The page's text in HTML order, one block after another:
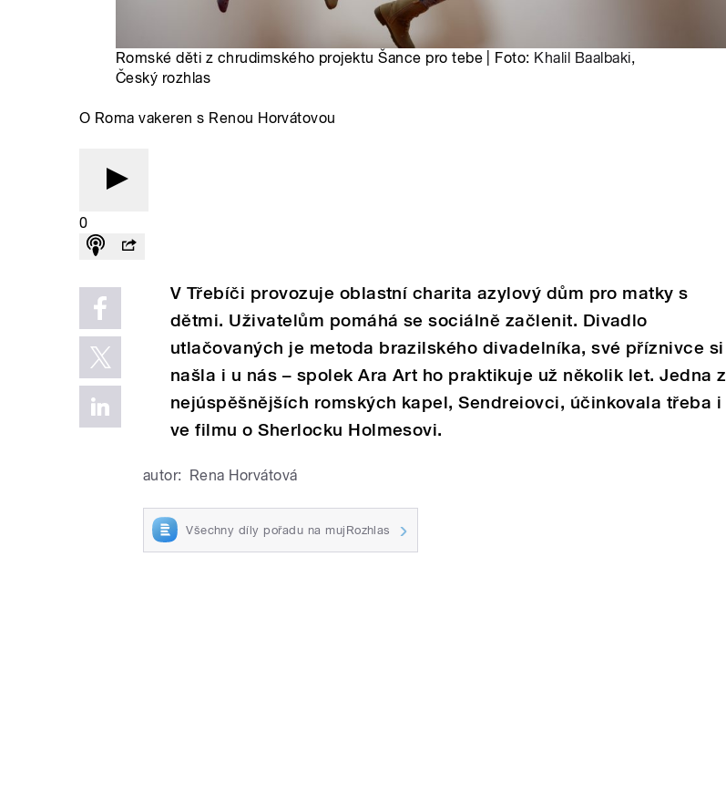
Romské děti z chrudimského projektu Šance pro tebe | Foto: Khalil Baalbaki,
Český rozhlas
O Roma vakeren s Renou Horvátovou
0
V Třebíči provozuje oblastní charita azylový dům pro matky s
dětmi. Uživatelům pomáhá se sociálně začlenit. Divadlo
utlačovaných je metoda brazilského divadelníka, své příznivce si
našla i u nás – spolek Ara Art ho praktikuje už několik let. Jedna z
nejúspěšnějších romských kapel, Sendreiovci, účinkovala třeba i
ve filmu o Sherlocku Holmesovi.
autor: Rena Horvátová
Všechny díly pořadu na mujRozhlas